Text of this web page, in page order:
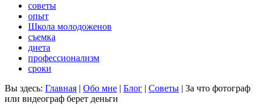
советы
опыт
Школа молодоженов
съемка
диета
профессионализм
сроки
Вы здесь: Главная | Обо мне | Блог | Советы | За что фотограф
или видеограф берет деньги